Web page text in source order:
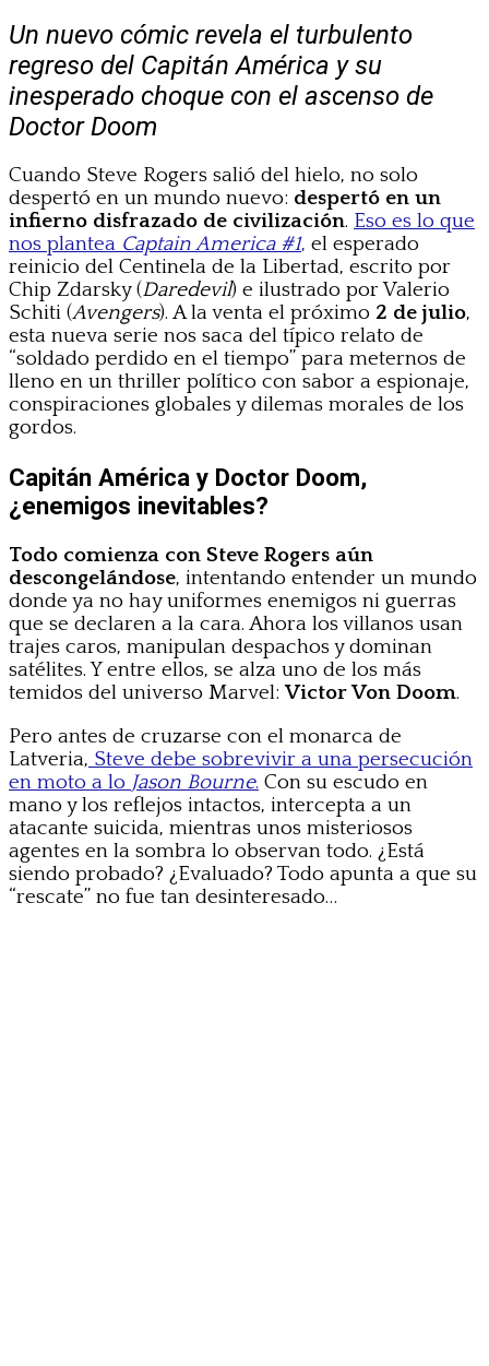
Un nuevo cómic revela el turbulento
regreso del Capitán América y su
inesperado choque con el ascenso de
Doctor Doom
Cuando Steve Rogers salió del hielo, no solo
despertó en un mundo nuevo: despertó en un
infierno disfrazado de civilización. Eso es lo que
nos plantea Captain America #1, el esperado
reinicio del Centinela de la Libertad, escrito por
Chip Zdarsky (Daredevil) e ilustrado por Valerio
Schiti (Avengers). A la venta el próximo 2 de julio,
esta nueva serie nos saca del típico relato de
“soldado perdido en el tiempo” para meternos de
lleno en un thriller político con sabor a espionaje,
conspiraciones globales y dilemas morales de los
gordos.
Capitán América y Doctor Doom,
¿enemigos inevitables?
Todo comienza con Steve Rogers aún
descongelándose, intentando entender un mundo
donde ya no hay uniformes enemigos ni guerras
que se declaren a la cara. Ahora los villanos usan
trajes caros, manipulan despachos y dominan
satélites. Y entre ellos, se alza uno de los más
temidos del universo Marvel:Victor Von Doom.
Pero antes de cruzarse con el monarca de
Latveria, Steve debe sobrevivir a una persecución
en moto a lo Jason Bourne. Con su escudo en
mano y los reflejos intactos, intercepta a un
atacante suicida, mientras unos misteriosos
agentes en la sombra lo observan todo. ¿Está
siendo probado? ¿Evaluado? Todo apunta a que su
“rescate” no fue tan desinteresado…